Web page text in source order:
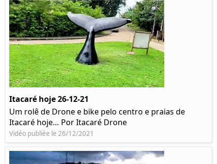
Itacaré hoje 26-12-21
Um rolê de Drone e bike pelo centro e praias de
Itacaré hoje… Por Itacaré Drone
Vidéo publiée le 26/12/2021